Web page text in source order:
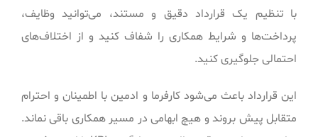
با تنظیم یک قرارداد دقیق و مستند، می‌توانید وظایف،
پرداخت‌ها و شرایط همکاری را شفاف کنید و از اختلاف‌های
احتمالی جلوگیری کنید.
این قرارداد باعث می‌شود کارفرما و ادمین با اطمینان و احترام
متقابل پیش بروند و هیچ ابهامی در مسیر همکاری باقی نماند.